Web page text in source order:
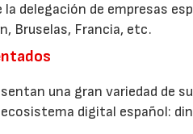
delegación de empresas
Bruselas, Francia, etc.
una gran variedad de
digital español: